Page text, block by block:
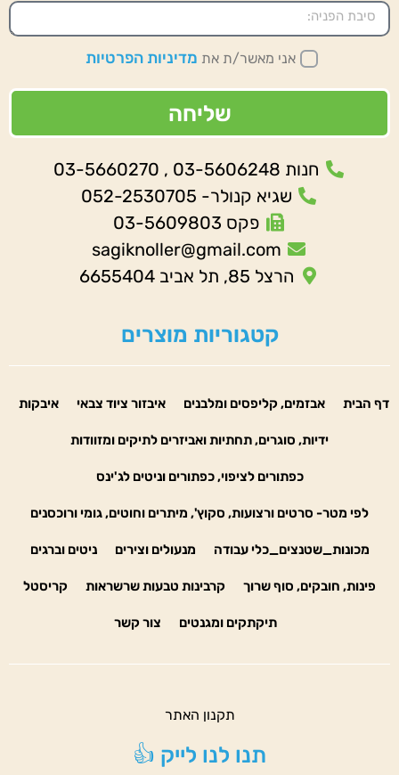
אני מאשר/ת את מדיניות הפרטיות
שליחה
חנות 03-5606248 , 03-5660270
שגיא קנולר- 052-2530705
פקס 03-5609803
sagiknoller@gmail.com
הרצל 85, תל אביב 6655404
קטגוריות מוצרים
דף הבית אבזמים, קליפסים ומלבנים איבזור ציוד צבאי איבקות
ידיות, סוגרים, תחתיות ואביזרים לתיקים ומזוודות
כפתורים לציפוי, כפתורים וניטים לג'ינס
לפי מטר- סרטים ורצועות, סקוץ', מיתרים וחוטים, גומי ורוכסנים
מכונות_שטנצים_כלי עבודה מנעולים וצירים ניטים וברגים
פינות, חובקים, סוף שרוך קרבינות טבעות שרשראות קריסטל
תיקתקים ומגנטים צור קשר
תקנון האתר
תנו לנו לייק 👍